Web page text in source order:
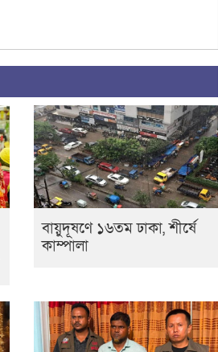
বায়ুদূষণে ১৬তম ঢাকা, শীর্ষে
কাম্পালা